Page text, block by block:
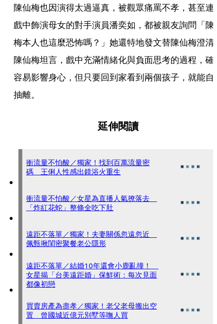
陳仙梅也因演得太過逼真，被觀眾痛罵不孝，甚至連
戲中飾演母女的對手演員潘奕如，都被親友詢問「陳
梅本人也這麼恐怖嗎？」她還特地發文替陳仙梅澄清
陳仙梅坦言，戲中充滿情緒化與負面思考的過程，確
容易影響身心，但只要回到家看到兩個孩子，就能自
抽離。
延伸閱讀
衝流量不怕酸／獨家！找到百萬流量密
碼 王俐人性感出鏡浴火重生
衝流量不怕酸／女星為直播人氣撩落去
「炸紅花蛇」整條全吃下肚
遠距不落單／獨家！夫妻關係忽遠忽近
佩甄揪閨密聚餐老公隱形
遠距不落單／結婚10年還會小鹿亂撞！
女星揭「台美遠距婚」保鮮術：每次見面
都像初戀
買賣房產為盡孝／獨家！老父老母搬出空
置 曾國城近億元別墅等嘸人買